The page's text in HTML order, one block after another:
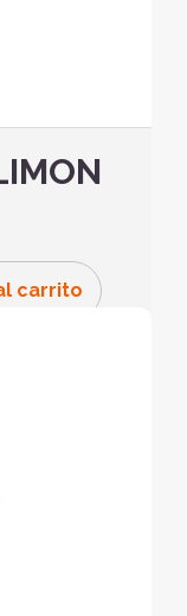
carrito